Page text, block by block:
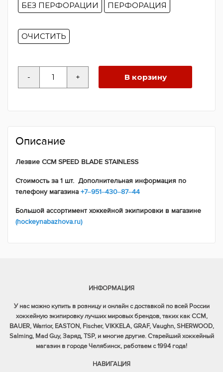
БЕЗ ПЕРФОРАЦИИ ПЕРФОРАЦИЯ
ОЧИСТИТЬ
-
товара
+ В корзину
Описание
Лезвие CCM SPEED BLADE STAINLESS
Стоимость за 1 шт. Дополнительная информация по
телефону магазина +7‒951‒430‒87‒44
Большой ассортимент хоккейной экипировки в магазине
(hockeynabazhova.ru)
ИНФОРМАЦИЯ
У нас можно купить в розницу и онлайн с доставкой по всей России
хоккейную экипировку лучших мировых брендов, таких как CCM,
BAUER, Warrior, EASTON, Fischer, VIKKELA, GRAF, Vaughn, SHERWOOD,
Salming, Mad Guy, Заряд, TSP, и многие другие. Старейший хоккейный
магазин в городе Челябинск, работаем с 1994 года!
НАВИГАЦИЯ